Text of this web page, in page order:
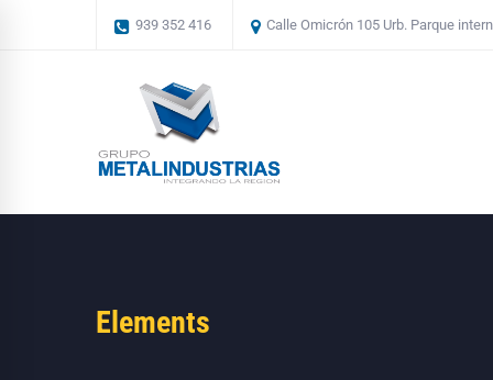
939 352 416 Calle Omicrón 105 Urb. Parque
Elements